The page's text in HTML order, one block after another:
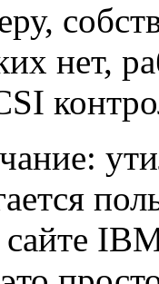
нет,
сайте